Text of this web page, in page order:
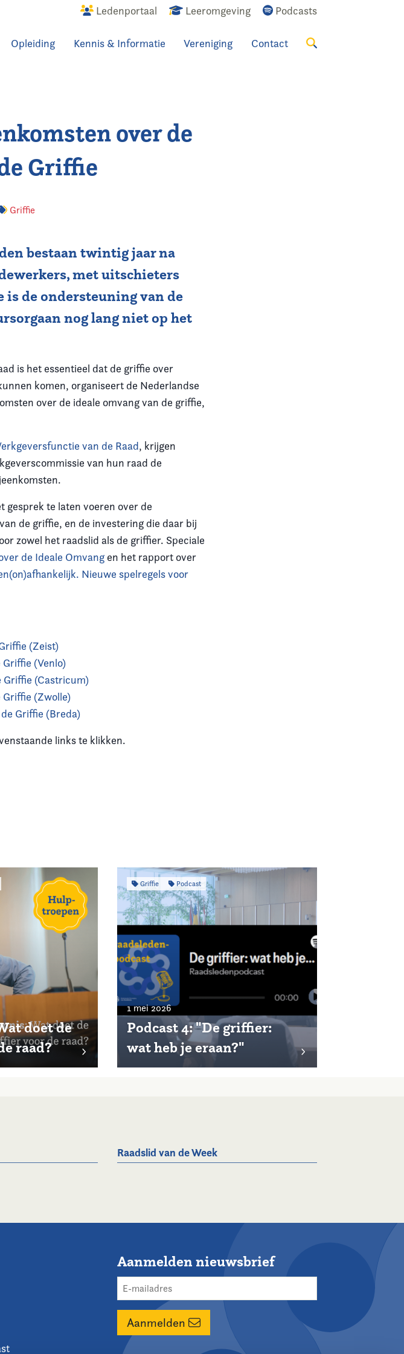
Ledenportaal Leeromgeving Podcasts
Opleiding Kennis & Informatie Vereniging Contact
over de
Griffie
Griffie
bestaan twintig jaar na
met uitschieters
is de ondersteuning van de
nog lang niet op het
is het essentieel dat de griffie over
komen, organiseert de Nederlandse
over de ideale omvang van de griffie,
van de Raad, krijgen
van hun raad de
gesprek te laten voeren over de
de griffie, en de investering die daar bij
zowel het raadslid als de griffier. Speciale
de Ideale Omvang en het rapport over
Nieuwe spelregels voor
(Zeist)
(Venlo)
Griffie (Castricum)
Griffie (Zwolle)
Griffie (Breda)
links te klikken.
doet de
raad?
Griffie Podcast
1 mei 2026
Podcast 4: "De griffier:
wat heb je eraan?"
Raadslid van de Week
Aanmelden nieuwsbrief
Aanmelden